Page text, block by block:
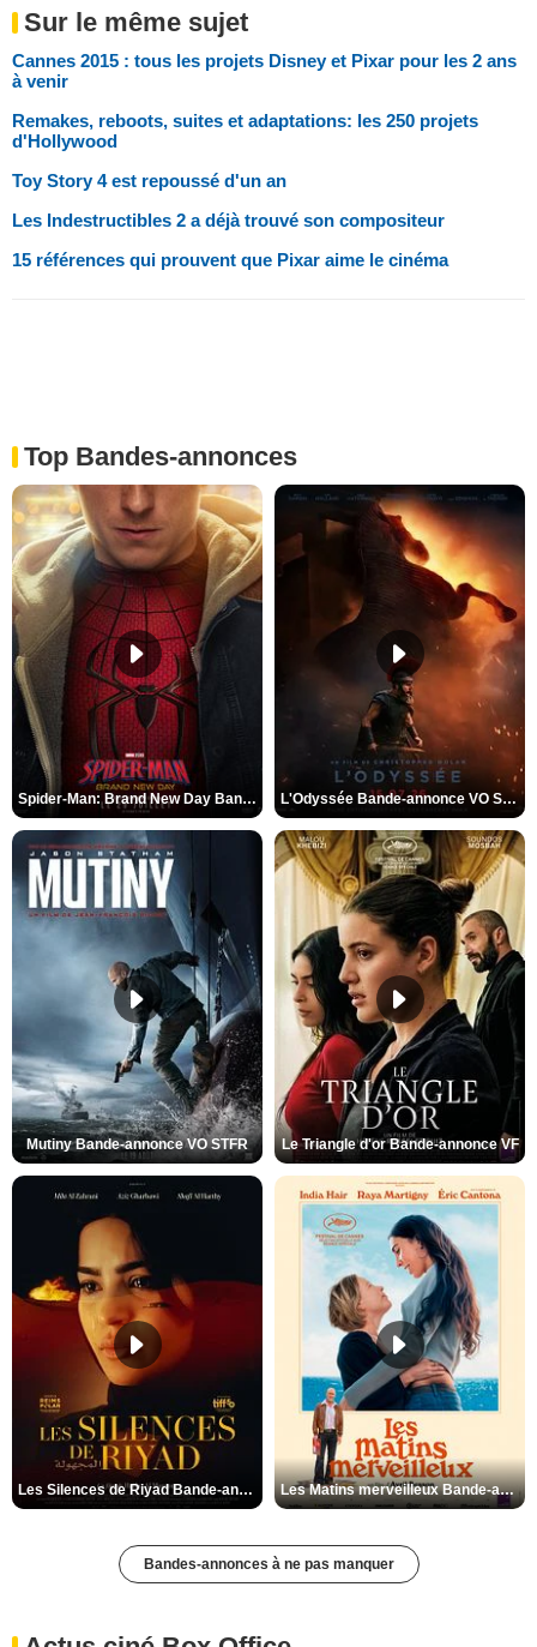
Sur le même sujet
Cannes 2015 : tous les projets Disney et Pixar pour les 2 ans
à venir
Remakes, reboots, suites et adaptations: les 250 projets
d'Hollywood
Toy Story 4 est repoussé d'un an
Les Indestructibles 2 a déjà trouvé son compositeur
15 références qui prouvent que Pixar aime le cinéma
Top Bandes-annonces
Spider-Man: Brand New Day Bande-annonce VO STFR L'Odyssée Bande-annonce VO STFR
Mutiny Bande-annonce VO STFR Le Triangle d'or Bande-annonce VF
Les Silences de Riyad Bande-annonce VO STFR Les Matins merveilleux Bande-annonce VF
Bandes-annonces à ne pas manquer